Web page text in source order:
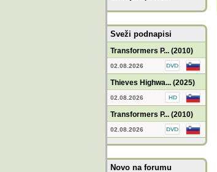
Sveži podnapisi
Transformers P... (2010)
02.08.2026
Thieves Highwa... (2025)
02.08.2026
Transformers P... (2010)
02.08.2026
Novo na forumu